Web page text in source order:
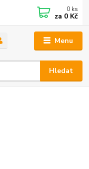
Menu
Hledat
0 ks
za 0 Kč